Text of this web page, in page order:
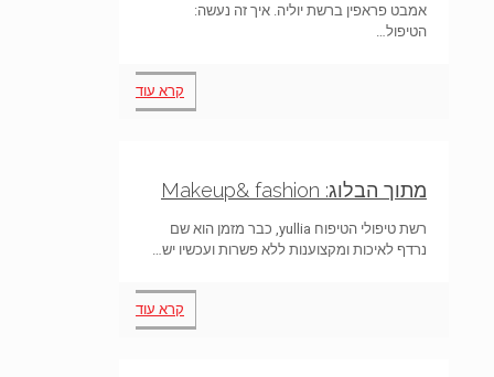
אמבט פראפין ברשת יוליה. איך זה נעשה:
הטיפול…
קרא עוד
מתוך הבלוג: Makeup& fashion
רשת טיפולי הטיפוח yullia, כבר מזמן הוא שם
נרדף לאיכות ומקצוענות ללא פשרות ועכשיו יש…
קרא עוד